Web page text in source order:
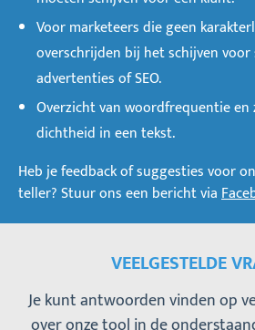
Voor marketeers die geen
overschrijden bij het schijven voor
advertenties of SEO.
Overzicht van woordfrequentie en
dichtheid in een tekst.
Heb je feedback of suggesties voor
teller? Stuur ons een bericht via
VEELGESTELDE
Je kunt antwoorden vinden op